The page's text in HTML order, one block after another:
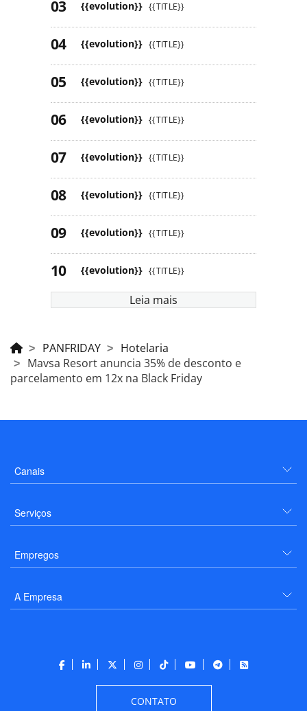
{{evolution}} {{TITLE}}
{{evolution}} {{TITLE}}
{{evolution}} {{TITLE}}
{{evolution}} {{TITLE}}
{{evolution}} {{TITLE}}
{{evolution}} {{TITLE}}
{{evolution}} {{TITLE}}
{{evolution}} {{TITLE}}
Leia mais
PANFRIDAY
Hotelaria
Mavsa Resort anuncia 35% de desconto e
parcelamento em 12x na Black Friday
Canais
Serviços
Empregos
A Empresa
CONTATO